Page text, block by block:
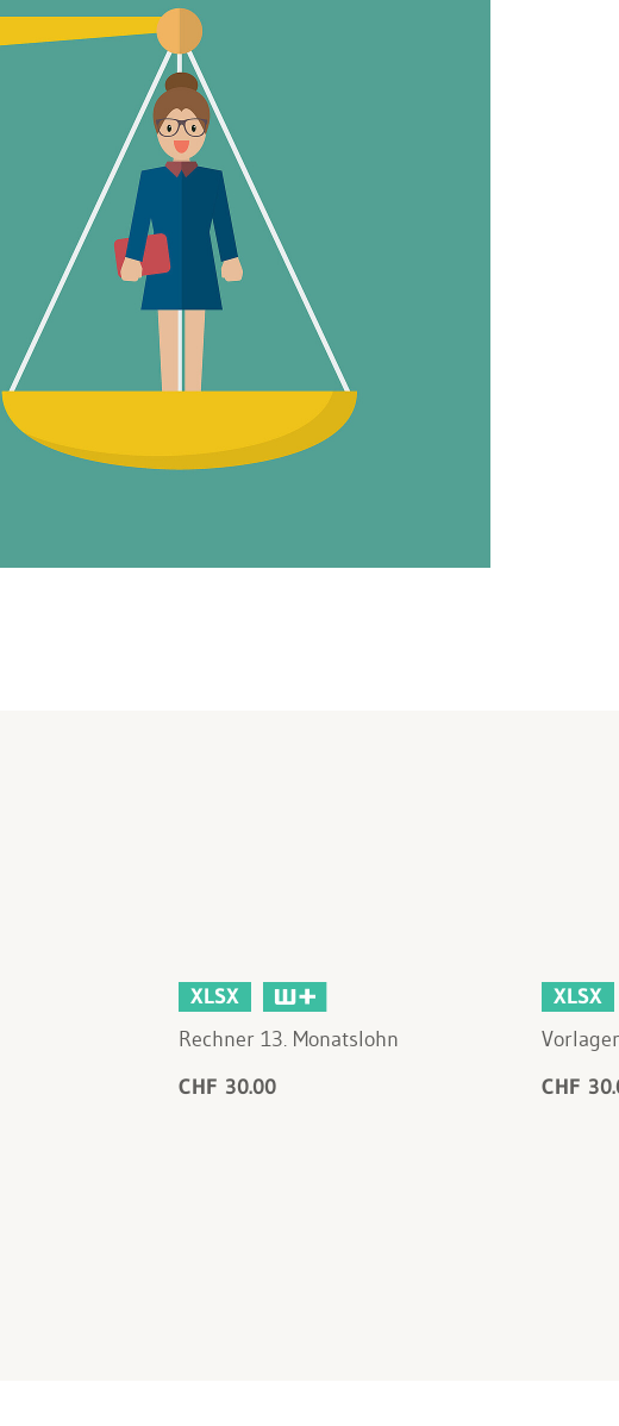
XLSX
Rechner 13. Monatslohn
CHF 30.00
XLSX
CHF